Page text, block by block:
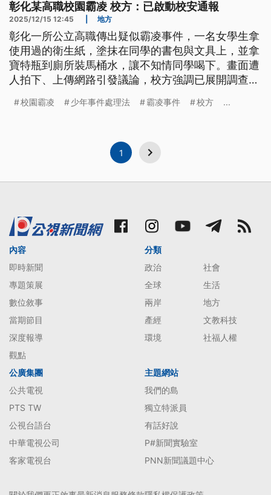
彰化某高職校園霸凌 校方：已啟動校安通報
2025/12/15 12:45 地方
彰化一所公立高職傳出疑似霸凌事件，一名女學生拿
使用過的衛生紙，塗抹在同學的書包與文具上，並拿
寶特瓶到廁所裝馬桶水，讓不知情同學喝下。畫面遭
人拍下、上傳網路引發議論，校方強調已展開調查，
校園霸凌 少年事件處理法 霸凌事件 校方 ...
1
內容
即時新聞
專題策展
數位敘事
當期節目
深度報導
觀點
分類
政治
社會
全球
生活
兩岸
地方
產經
文教科技
環境
社福人權
公廣集團
公共電視
PTS TW
公視台語台
中華電視公司
客家電視台
主題網站
我們的島
獨立特派員
有話好說
P#新聞實驗室
PNN新聞議題中心